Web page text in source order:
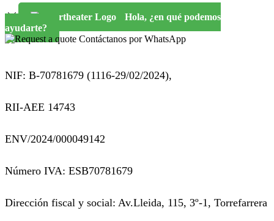
Hola, ¿en qué podemos
ayudarte?
Contáctanos por WhatsApp
NIF: B-70781679 (1116-29/02/2024),
RII-AEE 14743
ENV/2024/000049142
Número IVA: ESB70781679
Dirección fiscal y social: Av.Lleida, 115, 3º-1, Torrefarrera